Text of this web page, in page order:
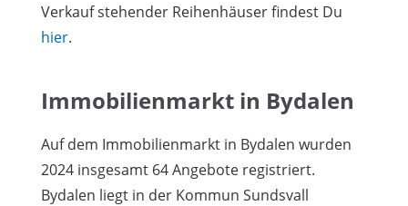
Verkauf stehender Reihenhäuser findest Du
hier.
Immobilienmarkt in Bydalen
Auf dem Immobilienmarkt in Bydalen wurden
2024 insgesamt 64 Angebote registriert.
Bydalen liegt in der Kommun Sundsvall